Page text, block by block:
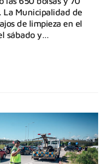
La Municipalidad de
de limpieza en el
sábado y…